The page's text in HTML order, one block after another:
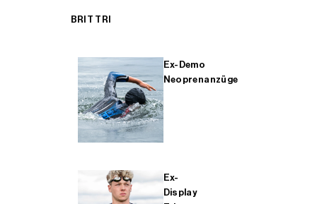
BRIT TRI
Ex-Demo
Neoprenanzüge
Ex-
Display